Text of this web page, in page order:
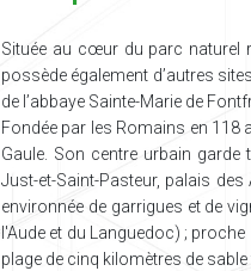
Située au cœur du parc naturel
possède également d’autres
de l’abbaye Sainte-Marie de
Fondée par les Romains en 118
Gaule. Son centre urbain garde
Just-et-Saint-Pasteur, palais
environnée de garrigues et de
l'Aude et du Languedoc) ;
plage de cinq kilomètres de